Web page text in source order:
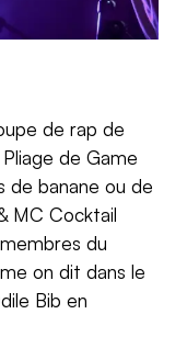
de rap de
de Game
de banane ou de
MC Cocktail
du
on dit dans le
Bib en